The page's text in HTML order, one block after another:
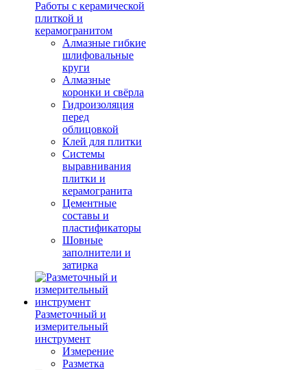
Работы с керамической
плиткой и
керамогранитом
Алмазные гибкие
шлифовальные
круги
Алмазные
коронки и свёрла
Гидроизоляция
перед
облицовкой
Клей для плитки
Системы
выравнивания
плитки и
керамогранита
Цементные
составы и
пластификаторы
Шовные
заполнители и
затирка
Разметочный и
измерительный
инструмент
Измерение
Разметка